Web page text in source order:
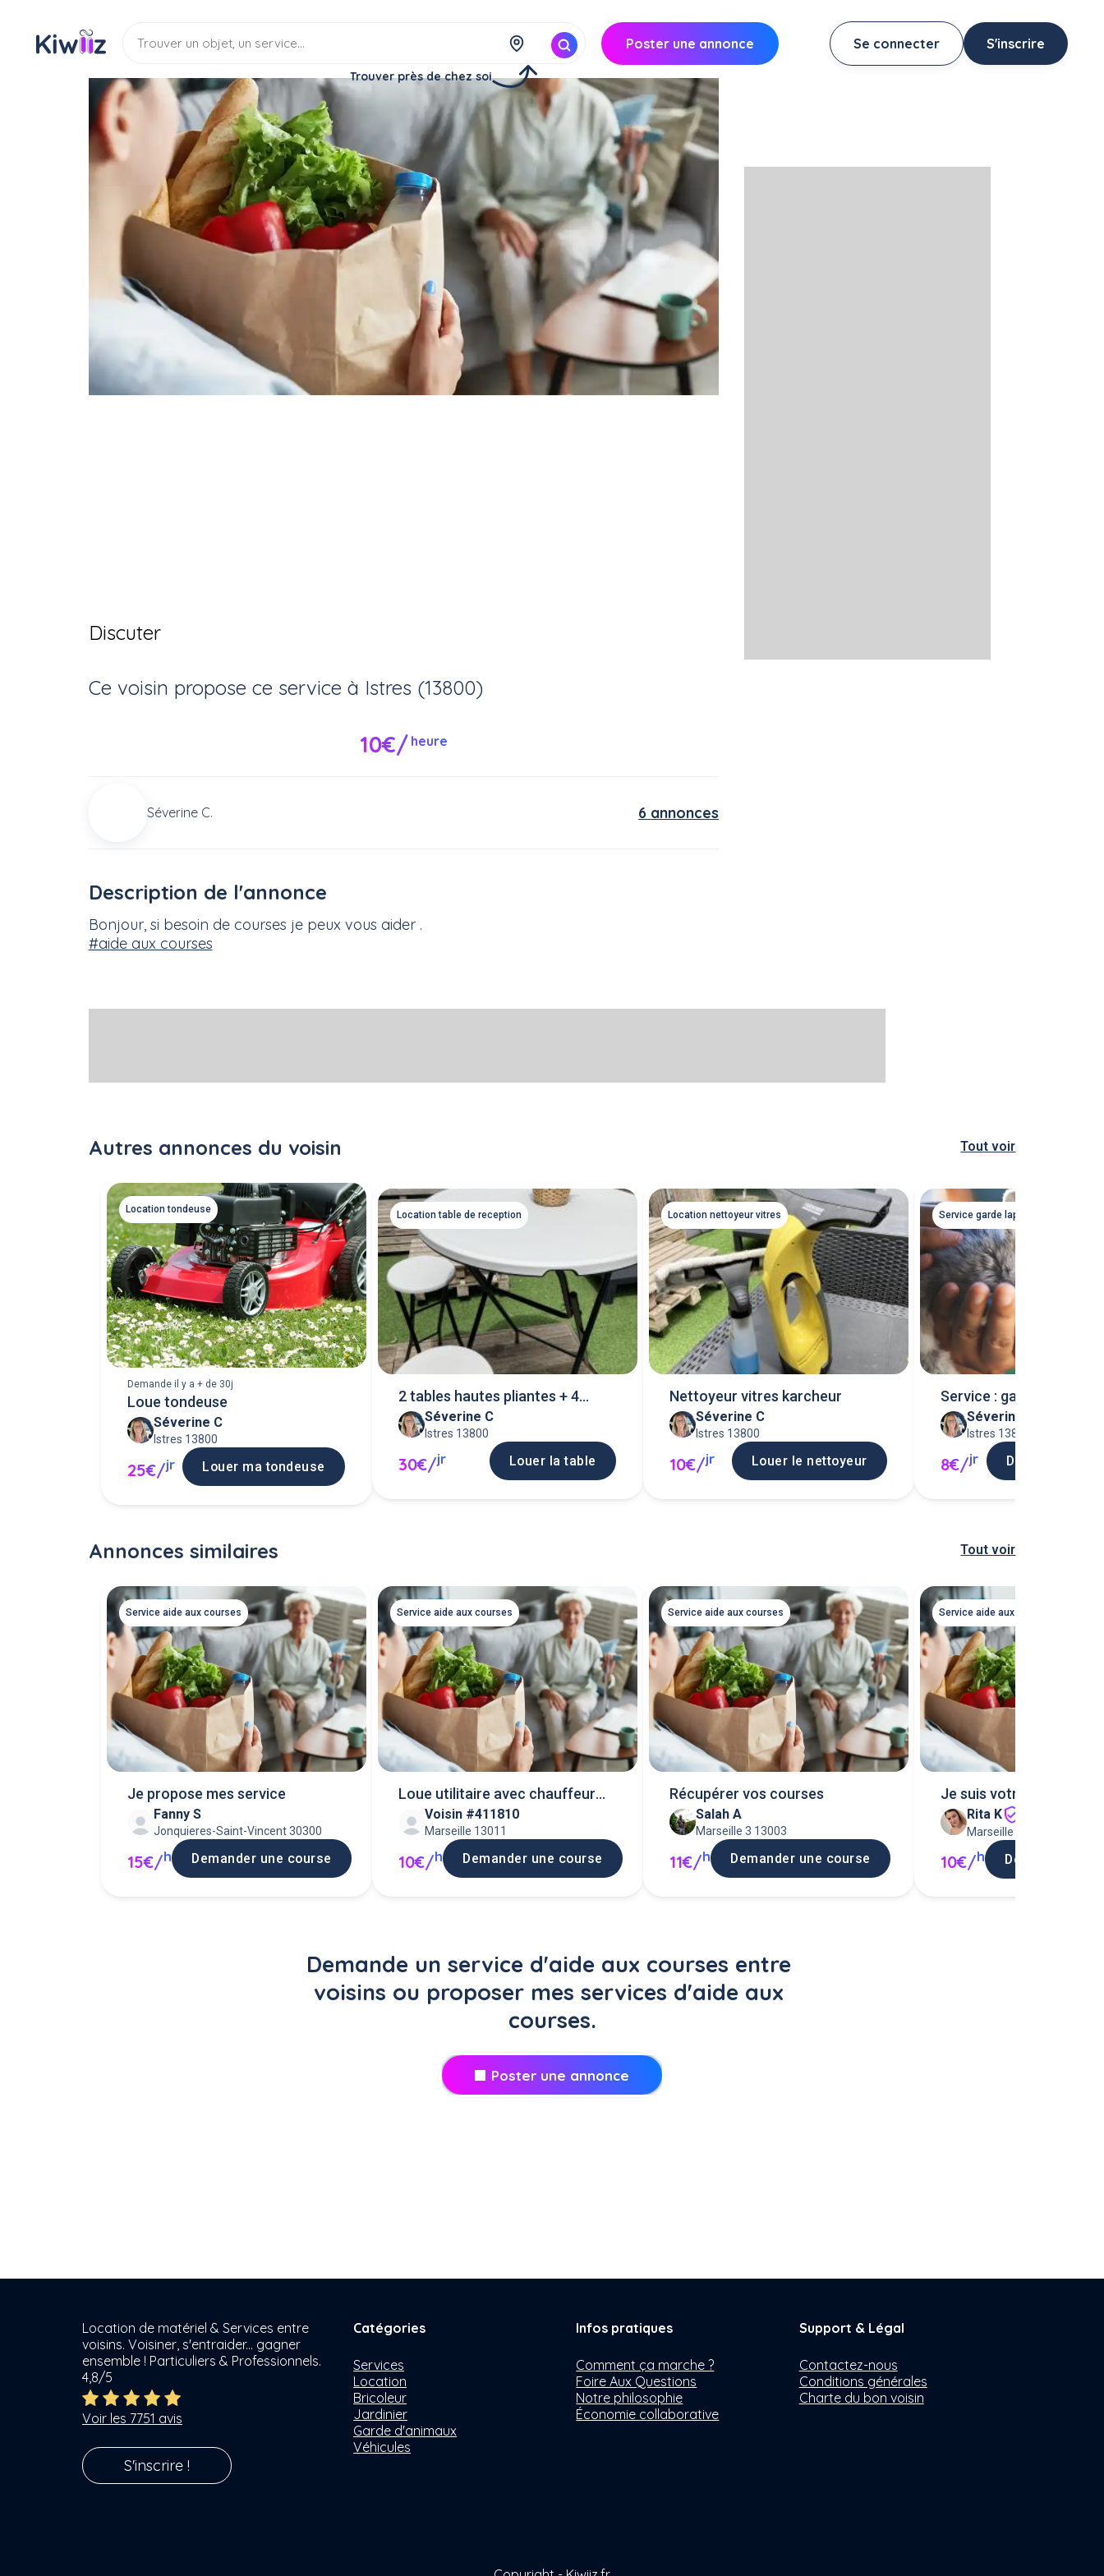
Trouver près de chez soi
Poster une annonce Se connecter S'inscrire
Service Services divers Aide aux courses
Service : Besoin de courses
Service Aide aux courses
Discuter
Ce voisin propose ce service à Istres (13800)
10€/ heure
Séverine C. 6 annonces
Description de l'annonce
Bonjour, si besoin de courses je peux vous aider .
#aide aux courses
Autres annonces du voisin Tout voir
Location tondeuse
Demande il y a + de 30j
Loue tondeuse
Séverine C
Istres 13800
25€/jr Louer ma tondeuse
Location table de reception
2 tables hautes pliantes + 4
tabourets
Séverine C
Istres 13800
30€/jr Louer la table
Location nettoyeur vitres
Nettoyeur vitres karcheur
Séverine C
Istres 13800
10€/jr Louer le nettoyeur
Service garde lapin
Service : garde lapins
Séverine C
Istres 13800
8€/jr Demander une
Annonces similaires Tout voir
Service aide aux courses
Je propose mes service
Fanny S
Jonquieres-Saint-Vincent 30300
15€/h Demander une course
Service aide aux courses
Loue utilitaire avec chauffeur
service.
Voisin #411810
Marseille 13011
10€/h Demander une course
Service aide aux courses
Récupérer vos courses
Salah A
Marseille 3 13003
11€/h Demander une course
Service aide aux courses
Je suis votre bras droit !!
Rita K
Marseille 13006
10€/h Demander une
Demande un service d'aide aux courses entre
voisins ou proposer mes services d'aide aux
courses.
Poster une annonce
Location de matériel & Services entre
voisins. Voisiner, s'entraider... gagner
ensemble ! Particuliers & Professionnels.
4,8/5
Voir les 7751 avis
S'inscrire !
Catégories
Services
Location
Bricoleur
Jardinier
Garde d'animaux
Véhicules
Infos pratiques
Comment ça marche ?
Foire Aux Questions
Notre philosophie
Économie collaborative
Support & Légal
Contactez-nous
Conditions générales
Charte du bon voisin